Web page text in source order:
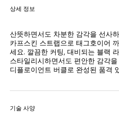
상세 정보
산뜻하면서도 차분한 감각을 선사
카프스킨 스트랩으로 태그호이어
세요. 깔끔한 커팅, 대비되는 블랙
스타일리시하면서도 편안한 감각
디플로이언트 버클로 완성된 품격
기술 사양